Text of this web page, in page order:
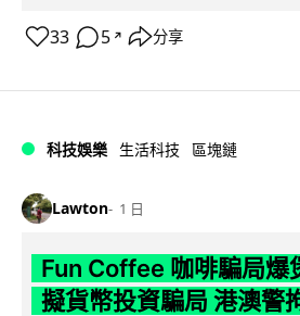
33 5 ↗ 分享
科技娛樂 生活科技 區塊鏈
Lawton 1 日
Fun Coffee 咖啡騙局爆
擬貨幣投資騙局 港澳警